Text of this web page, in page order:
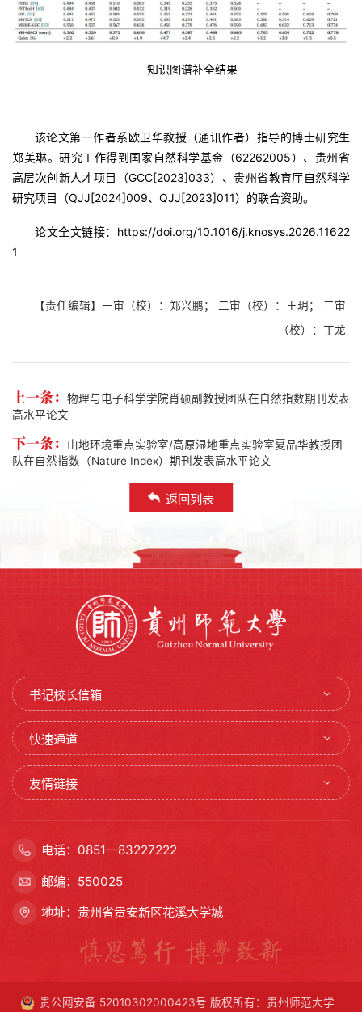
知识图谱补全结果
该论文第一作者系欧卫华教授（通讯作者）指导的博士研究生
郑美琳。研究工作得到国家自然科学基金（62262005）、贵州省
高层次创新人才项目（GCC[2023]033）、贵州省教育厅自然科学
研究项目（QJJ[2024]009、QJJ[2023]011）的联合资助。
论文全文链接：https://doi.org/10.1016/j.knosys.2026.11622
1
【责任编辑】一审（校）：郑兴鹏； 二审（校）：王玥； 三审
（校）：丁龙
上一条：
物理与电子科学学院肖硕副教授团队在自然指数期刊发表
高水平论文
下一条：
山地环境重点实验室/高原湿地重点实验室夏品华教授团
队在自然指数（Nature Index）期刊发表高水平论文
返回列表
书记校长信箱
快速通道
友情链接
电话：0851—83227222
邮编：550025
地址：贵州省贵安新区花溪大学城
贵公网安备 52010302000423号 版权所有：贵州师范大学